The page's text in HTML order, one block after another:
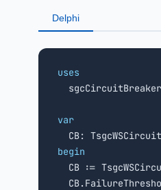
Delphi
uses
var
begin
CB :=